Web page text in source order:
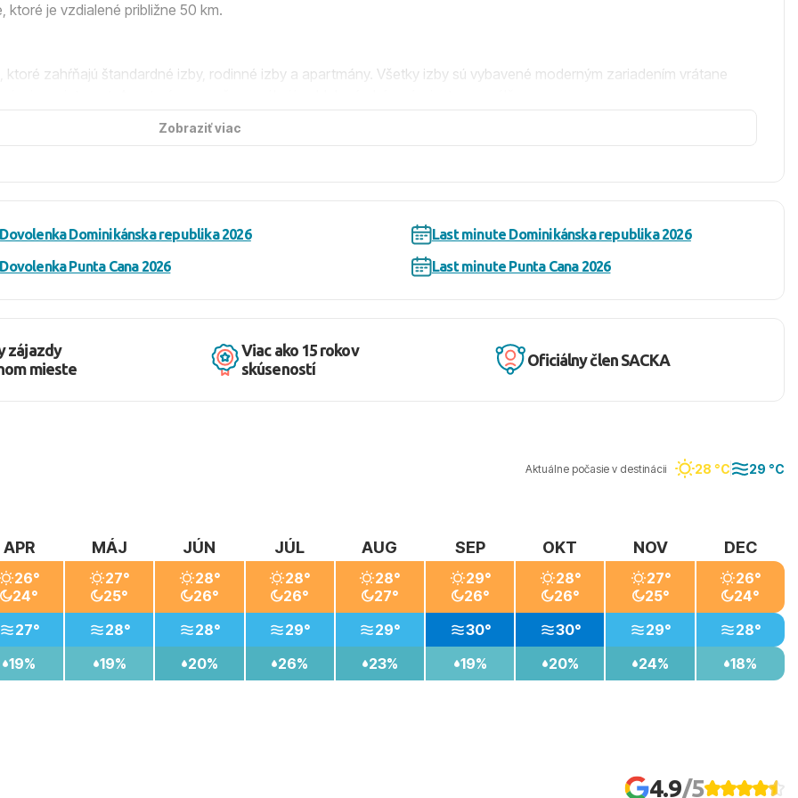
je vzdialené približne 50 km.
zahŕňajú štandardné izby, rodinné izby a apartmány. Všetky izby sú vybavené moderným zariadením vrátane
jedlá v bufetových reštauráciách, možnosť večere v à la carte reštauráciách (s predchádzajúcou rezerváciou),
a nealkoholických nápojov.
Zobraziť viac
Dovolenka Dominikánska republika 2026
Last minute Dominikánska republika 2026
Dovolenka Punta Cana 2026
Last minute Punta Cana 2026
zájazdy
mieste
Viac ako 15 rokov
skúseností
Oficiálny člen SACKA
Aktuálne počasie v destinácii 28 °C 29 °C
APR
26°
24°
27°
19%
MÁJ
27°
25°
28°
19%
JÚN
28°
26°
28°
20%
JÚL
28°
26°
29°
26%
AUG
28°
27°
29°
23%
SEP
29°
26°
30°
19%
OKT
28°
26°
30°
20%
NOV
27°
25°
29°
24%
DEC
26°
24°
28°
18%
4.9/5